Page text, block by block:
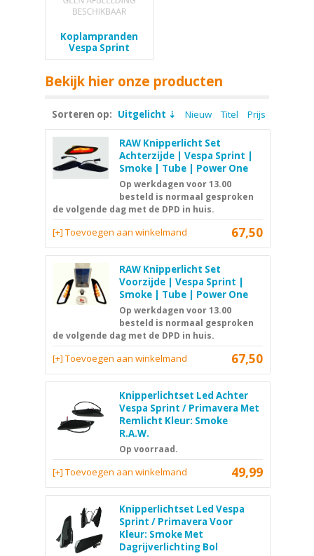
Koplampranden
Vespa Sprint
Bekijk hier onze producten
Sorteren op: Uitgelicht Nieuw Titel Prijs
RAW Knipperlicht Set
Achterzijde | Vespa Sprint |
Smoke | Tube | Power One
Op werkdagen voor 13.00
besteld is normaal gesproken
de volgende dag met de DPD in huis.
67,50
[+] Toevoegen aan winkelmand
RAW Knipperlicht Set
Voorzijde | Vespa Sprint |
Smoke | Tube | Power One
Op werkdagen voor 13.00
besteld is normaal gesproken
de volgende dag met de DPD in huis.
67,50
[+] Toevoegen aan winkelmand
Knipperlichtset Led Achter
Vespa Sprint / Primavera Met
Remlicht Kleur: Smoke
R.A.W.
Op voorraad.
49,99
[+] Toevoegen aan winkelmand
Knipperlichtset Led Vespa
Sprint / Primavera Voor
Kleur: Smoke Met
Dagrijverlichting Bol